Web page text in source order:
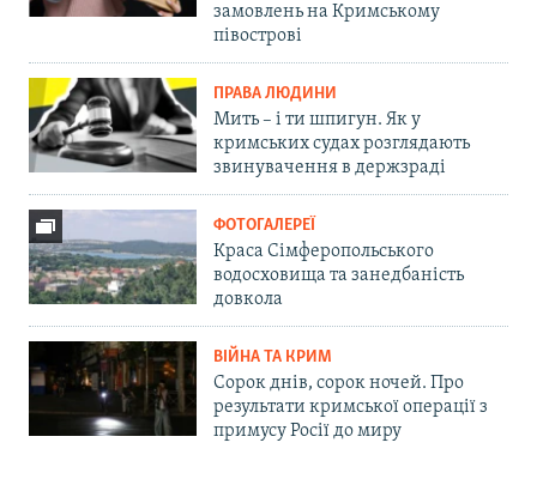
замовлень на Кримському
півострові
ПРАВА ЛЮДИНИ
Мить – і ти шпигун. Як у
кримських судах розглядають
звинувачення в держзраді
ФОТОГАЛЕРЕЇ
Краса Сімферопольського
водосховища та занедбаність
довкола
ВІЙНА ТА КРИМ
Сорок днів, сорок ночей. Про
результати кримської операції з
примусу Росії до миру